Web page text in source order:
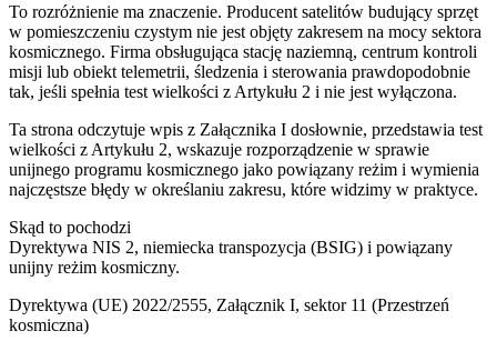
To rozróżnienie ma znaczenie. Producent satelitów budujący sprzęt
w pomieszczeniu czystym nie jest objęty zakresem na mocy sektora
kosmicznego. Firma obsługująca stację naziemną, centrum kontroli
misji lub obiekt telemetrii, śledzenia i sterowania prawdopodobnie
tak, jeśli spełnia test wielkości z Artykułu 2 i nie jest wyłączona.
Ta strona odczytuje wpis z Załącznika I dosłownie, przedstawia test
wielkości z Artykułu 2, wskazuje rozporządzenie w sprawie
unijnego programu kosmicznego jako powiązany reżim i wymienia
najczęstsze błędy w określaniu zakresu, które widzimy w praktyce.
Skąd to pochodzi
Dyrektywa NIS 2, niemiecka transpozycja (BSIG) i powiązany
unijny reżim kosmiczny.
Dyrektywa (UE) 2022/2555, Załącznik I, sektor 11 (Przestrzeń
kosmiczna)